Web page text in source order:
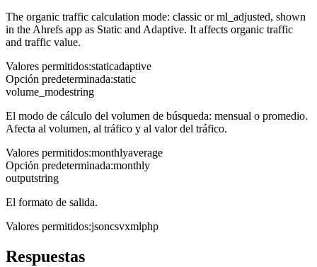
The organic traffic calculation mode: classic or ml_adjusted, shown
in the Ahrefs app as Static and Adaptive. It affects organic traffic
and traffic value.
Valores permitidos:staticadaptive
Opción predeterminada:static
volume_modestring
El modo de cálculo del volumen de búsqueda: mensual o promedio.
Afecta al volumen, al tráfico y al valor del tráfico.
Valores permitidos:monthlyaverage
Opción predeterminada:monthly
outputstring
El formato de salida.
Valores permitidos:jsoncsvxmlphp
Respuestas